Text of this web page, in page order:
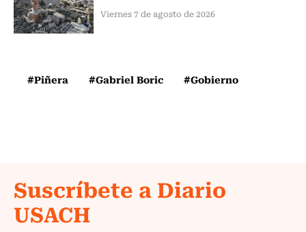
Viernes 7 de agosto de 2026
#Piñera #Gabriel Boric #Gobierno